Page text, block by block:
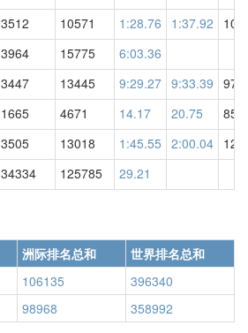
3512 10571 1:28.76 1:37.92
3964 15775
6:03.36
3447 13445 9:29.27 9:33.39
1665 4671 14.17 20.75
3505 13018 1:45.55 2:00.04
34334 125785 29.21
洲际排名总和
世界排名总和
106135
396340
98968 358992